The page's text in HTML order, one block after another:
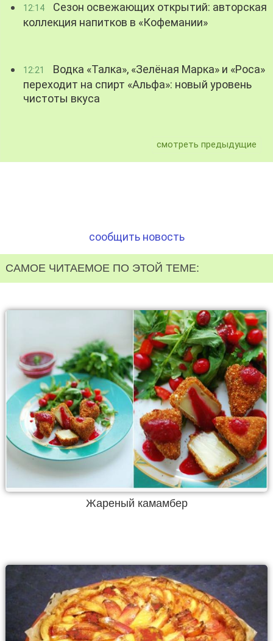
12:14
Сезон освежающих открытий: авторская
коллекция напитков в «Кофемании»
12:21
Водка «Талка», «Зелёная Марка» и «Роса»
переходит на спирт «Альфа»: новый уровень
чистоты вкуса
смотреть предыдущие
сообщить новость
САМОЕ ЧИТАЕМОЕ ПО ЭТОЙ ТЕМЕ:
Жареный камамбер